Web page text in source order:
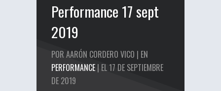
Performance 17 sept
2019
POR AARÓN CORDERO VICO | EN
PERFORMANCE | EL 17 DE SEPTIEMBRE
DE 2019